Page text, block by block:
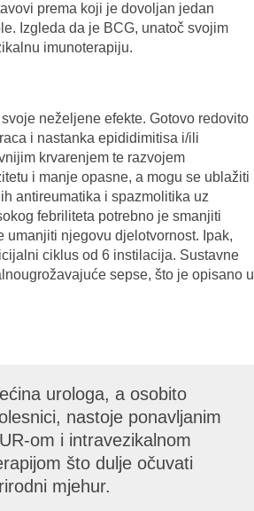
prema koji je dovoljan jedan
Izgleda da je BCG, unatoč svojim
imunoterapiju.
neželjene efekte. Gotovo redovito
i nastanka epididimitisa i/ili
krvarenjem te razvojem
i manje opasne, a mogu se ublažiti
antireumatika i spazmolitika uz
febriliteta potrebno je smanjiti
njegovu djelotvornost. Ipak,
ciklus od 6 instilacija. Sustavne
sepse, što je opisano u
urologa, a osobito
nastoje ponavljanim
om i intravezikalnom
što dulje očuvati
mjehur.